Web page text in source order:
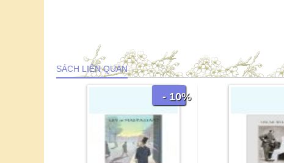
SÁCH LIÊN QUAN
- 10%